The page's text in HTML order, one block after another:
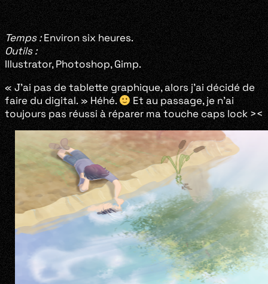
Temps :Environ six heures.
Outils :
Illustrator, Photoshop, Gimp.
« J’ai pas de tablette graphique, alors j’ai décidé de
faire du digital. » Héhé.
Et au passage, je n’ai
toujours pas réussi à réparer ma touche caps lock ><